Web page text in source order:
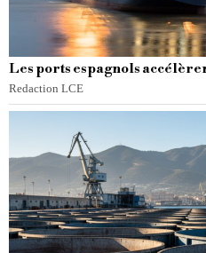
Les ports espagnols
Redaction LCE